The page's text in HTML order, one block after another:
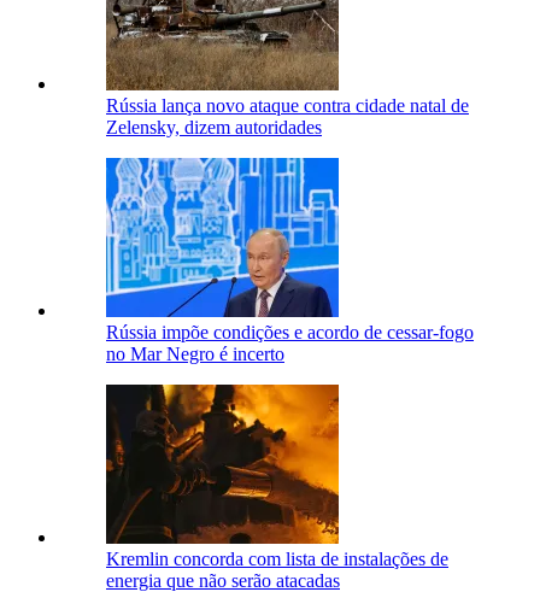
Rússia lança novo ataque contra cidade natal de
Zelensky, dizem autoridades
Rússia impõe condições e acordo de cessar-fogo
no Mar Negro é incerto
Kremlin concorda com lista de instalações de
energia que não serão atacadas